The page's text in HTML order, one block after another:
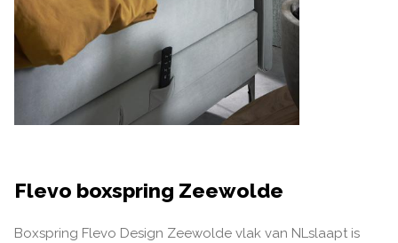
Flevo boxspring Zeewolde
Boxspring Flevo Design Zeewolde vlak van NLslaapt is